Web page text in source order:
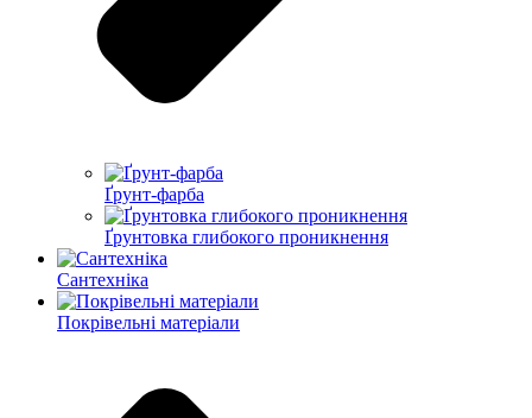
Ґрунт-фарба
Ґрунтовка глибокого проникнення
Сантехніка
Покрівельні матеріали